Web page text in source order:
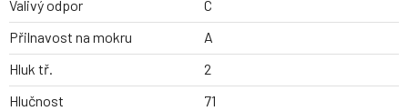
Valivý odpor
C
Přilnavost na mokru
A
Hluk tř.
2
Hlučnost
71